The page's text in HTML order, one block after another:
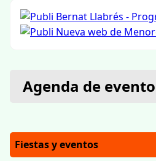
Agenda de
Fiestas y eventos